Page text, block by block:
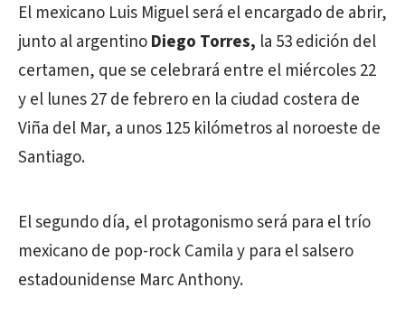
El mexicano Luis Miguel será el encargado de abrir,
junto al argentinoDiego Torres, la 53 edición del
certamen, que se celebrará entre el miércoles 22
y el lunes 27 de febrero en la ciudad costera de
Viña del Mar, a unos 125 kilómetros al noroeste de
Santiago.
El segundo día, el protagonismo será para el trío
mexicano de pop-rock Camila y para el salsero
estadounidense Marc Anthony.